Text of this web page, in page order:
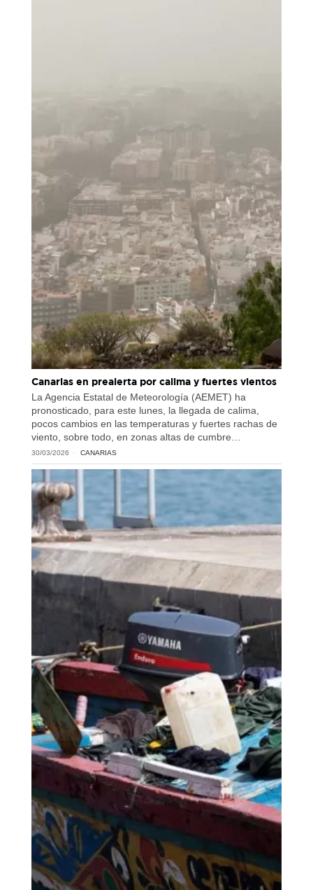
Canarias en prealerta por calima y fuertes vientos
La Agencia Estatal de Meteorología (AEMET) ha
pronosticado, para este lunes, la llegada de calima,
pocos cambios en las temperaturas y fuertes rachas de
viento, sobre todo, en zonas altas de cumbre…
30/03/2026 CANARIAS